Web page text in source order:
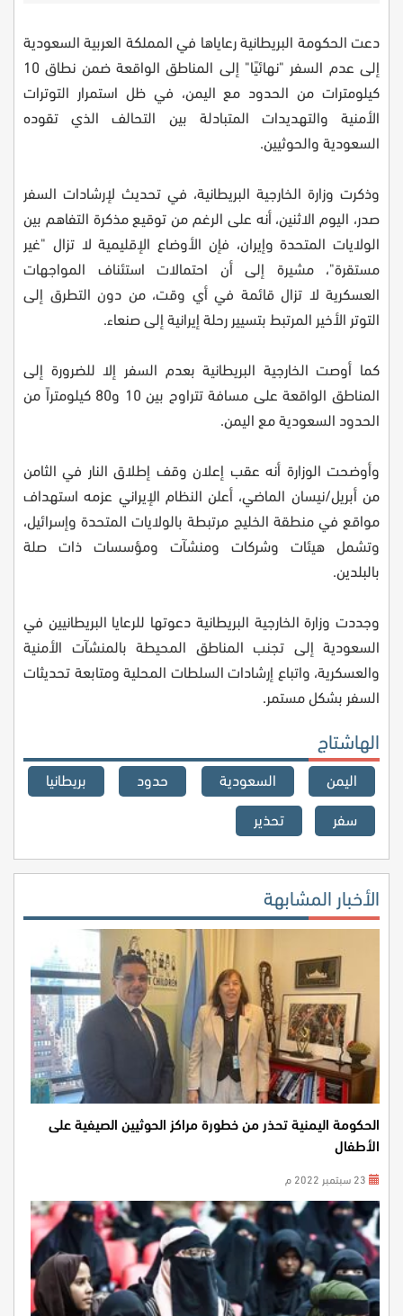
دعت الحكومة البريطانية رعاياها في المملكة العربية السعودية
إلى عدم السفر "نهائيًا" إلى المناطق الواقعة ضمن نطاق 10
كيلومترات من الحدود مع اليمن، في ظل استمرار التوترات
الأمنية والتهديدات المتبادلة بين التحالف الذي تقوده
السعودية والحوثيين.
وذكرت وزارة الخارجية البريطانية، في تحديث لإرشادات السفر
صدر، اليوم الاثنين، أنه على الرغم من توقيع مذكرة التفاهم بين
الولايات المتحدة وإيران، فإن الأوضاع الإقليمية لا تزال "غير
مستقرة"، مشيرة إلى أن احتمالات استئناف المواجهات
العسكرية لا تزال قائمة في أي وقت، من دون التطرق إلى
التوتر الأخير المرتبط بتسيير رحلة إيرانية إلى صنعاء.
كما أوصت الخارجية البريطانية بعدم السفر إلا للضرورة إلى
المناطق الواقعة على مسافة تتراوح بين 10 و80 كيلومتراً من
الحدود السعودية مع اليمن.
وأوضحت الوزارة أنه عقب إعلان وقف إطلاق النار في الثامن
من أبريل/نيسان الماضي، أعلن النظام الإيراني عزمه استهداف
مواقع في منطقة الخليج مرتبطة بالولايات المتحدة وإسرائيل،
وتشمل هيئات وشركات ومنشآت ومؤسسات ذات صلة
بالبلدين.
وجددت وزارة الخارجية البريطانية دعوتها للرعايا البريطانيين في
السعودية إلى تجنب المناطق المحيطة بالمنشآت الأمنية
والعسكرية، واتباع إرشادات السلطات المحلية ومتابعة تحديثات
السفر بشكل مستمر.
الهاشتاج
اليمن السعودية حدود
بريطانيا
سفر
تحذير
الأخبار المشابهة
الحكومة اليمنية تحذر من خطورة مراكز الحوثيين الصيفية على
الأطفال